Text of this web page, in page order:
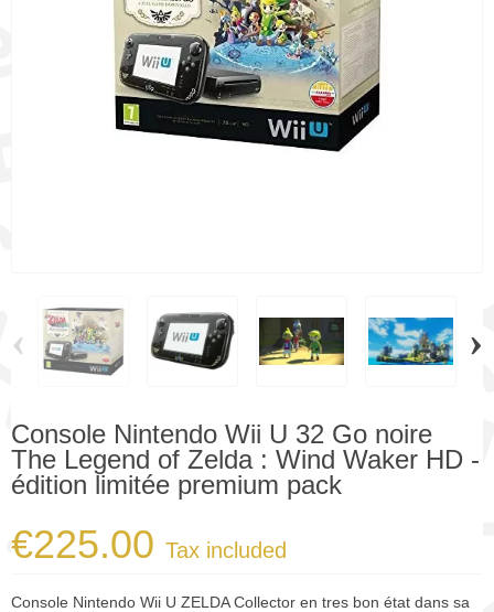
‹ ›
Console Nintendo Wii U 32 Go noire
The Legend of Zelda : Wind Waker HD -
édition limitée premium pack
€225.00 Tax included
Console Nintendo Wii U ZELDA Collector en tres bon état dans sa